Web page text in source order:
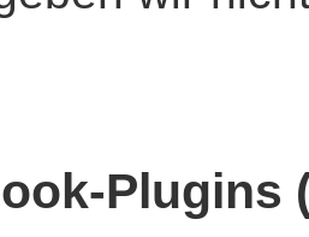
Plugins